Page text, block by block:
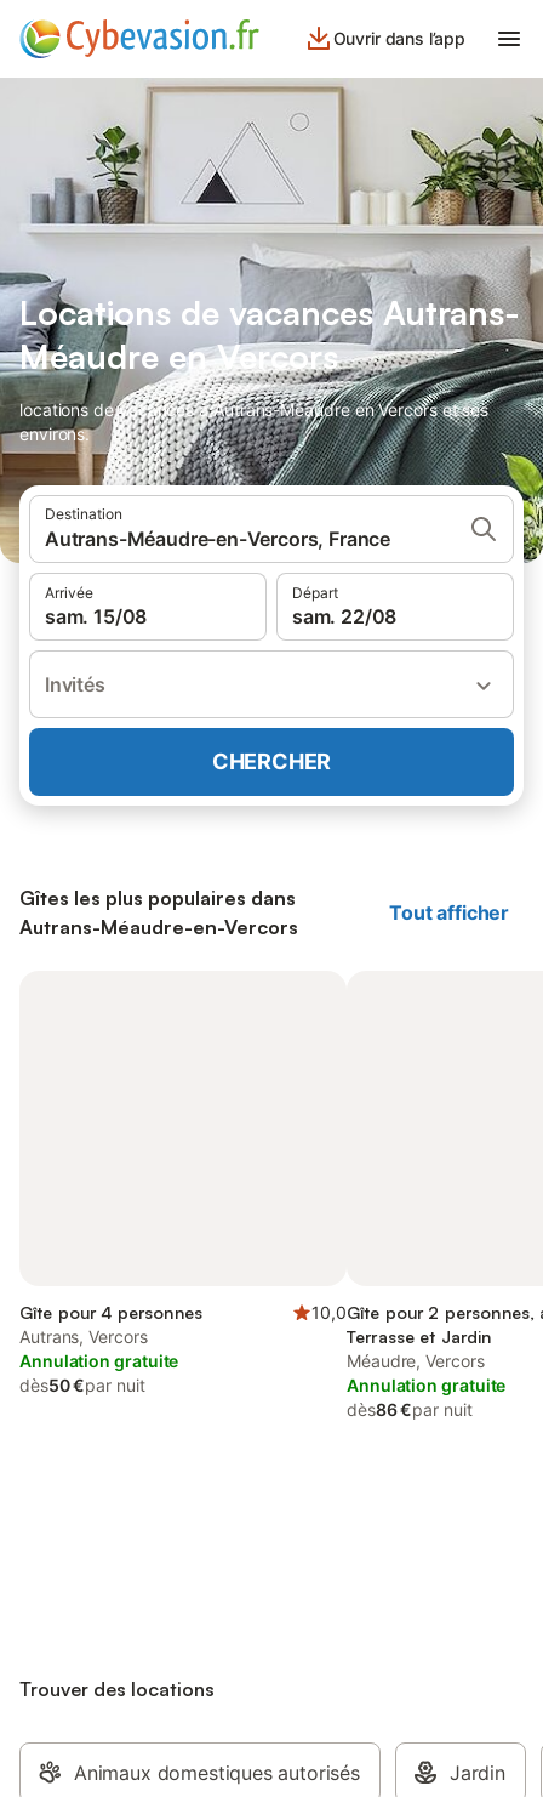
Ouvrir dans l’app
Locations de vacances Autrans-
Méaudre en Vercors
locations de vacances à Autrans-Méaudre en Vercors et ses
environs.
Destination
Autrans-Méaudre-en-Vercors, France
Arrivée
sam. 15/08
Départ
sam. 22/08
Invités
CHERCHER
Gîtes les plus populaires dans
Autrans-Méaudre-en-Vercors
Tout afficher
Gîte pour 4 personnes
10,0
Autrans, Vercors
Annulation gratuite
dès50 €par nuit
Gîte pour 2 personnes,
Terrasse et Jardin
Méaudre, Vercors
Annulation gratuite
dès86 €par nuit
Trouver des locations
Animaux domestiques autorisés Jardin